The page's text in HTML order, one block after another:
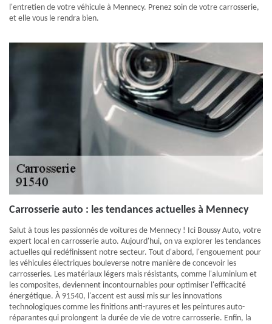
l'entretien de votre véhicule à Mennecy. Prenez soin de votre carrosserie,
et elle vous le rendra bien.
Carrosserie auto : les tendances actuelles à Mennecy
Salut à tous les passionnés de voitures de Mennecy ! Ici Boussy Auto, votre
expert local en carrosserie auto. Aujourd'hui, on va explorer les tendances
actuelles qui redéfinissent notre secteur. Tout d'abord, l'engouement pour
les véhicules électriques bouleverse notre manière de concevoir les
carrosseries. Les matériaux légers mais résistants, comme l'aluminium et
les composites, deviennent incontournables pour optimiser l'efficacité
énergétique. À 91540, l'accent est aussi mis sur les innovations
technologiques comme les finitions anti-rayures et les peintures auto-
réparantes qui prolongent la durée de vie de votre carrosserie. Enfin, la